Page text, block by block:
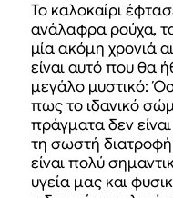
Το καλοκαίρι
ανάλαφρα ρούχα,
μία ακόμη χρονιά
είναι αυτό που θα
μεγάλο μυστικό:
πως το ιδανικό
πράγματα δεν
τη σωστή
είναι πολύ
υγεία μας και